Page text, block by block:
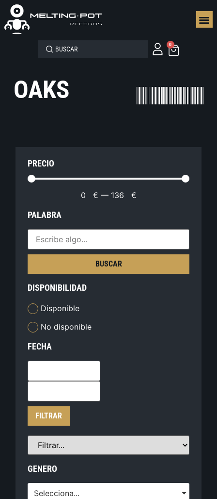
0
OAKS
PRECIO
0 € — 136 €
PALABRA
BUSCAR
DISPONIBILIDAD
Disponible
No disponible
FECHA
FILTRAR
GENERO
Selecciona...